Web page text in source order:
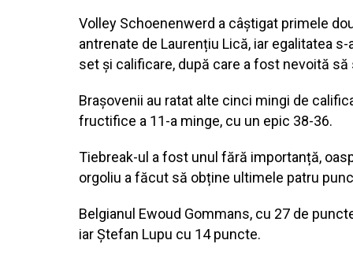
Volley Schoenenwerd a câștigat primele
antrenate de Laurențiu Lică, iar egalitatea
set și calificare, după care a fost nevoită
Brașovenii au ratat alte cinci mingi de
fructifice a 11-a minge, cu un epic 38-36.
Tiebreak-ul a fost unul fără importanță,
orgoliu a făcut să obține ultimele patru
Belgianul Ewoud Gommans, cu 27 de
iar Ștefan Lupu cu 14 puncte.